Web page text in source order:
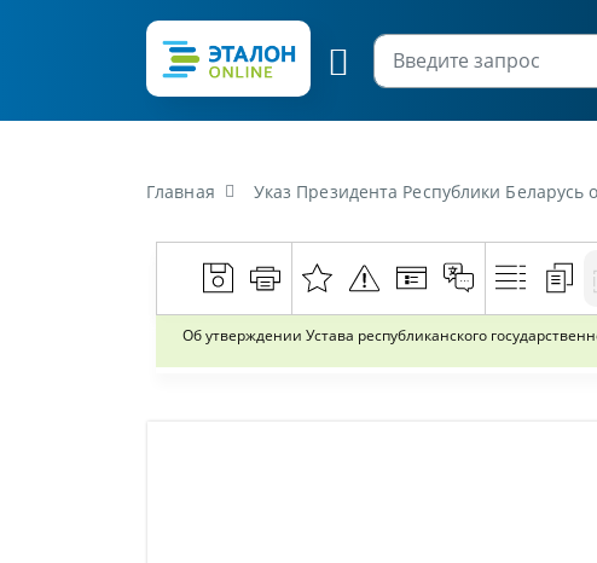
Главная Указ Президента Республики Беларусь от 26 августа 2004
Об утверждении Устава республиканского